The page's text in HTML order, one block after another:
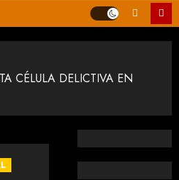
CÉLULA DELICTIVA EN